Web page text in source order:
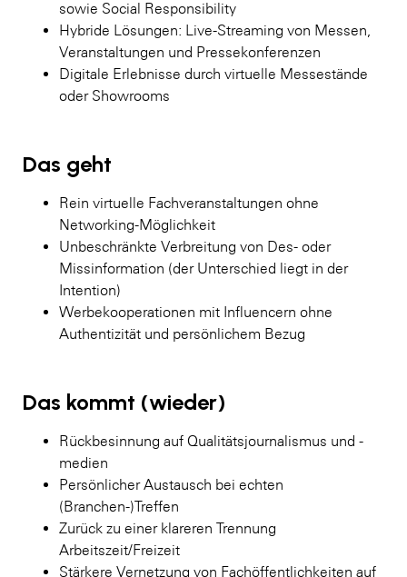
sowie Social Responsibility
Hybride Lösungen: Live-Streaming von Messen,
Veranstaltungen und Pressekonferenzen
Digitale Erlebnisse durch virtuelle Messestände
oder Showrooms
Das geht
Rein virtuelle Fachveranstaltungen ohne
Networking-Möglichkeit
Unbeschränkte Verbreitung von Des- oder
Missinformation (der Unterschied liegt in der
Intention)
Werbekooperationen mit Influencern ohne
Authentizität und persönlichem Bezug
Das kommt (wieder)
Rückbesinnung auf Qualitätsjournalismus und -
medien
Persönlicher Austausch bei echten
(Branchen-)Treffen
Zurück zu einer klareren Trennung
Arbeitszeit/Freizeit
Stärkere Vernetzung von Fachöffentlichkeiten auf